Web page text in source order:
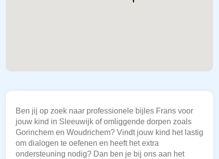
Ben jij op zoek naar professionele bijles Frans voor
jouw kind in Sleeuwijk of omliggende dorpen zoals
Gorinchem en Woudrichem? Vindt jouw kind het lastig
om dialogen te oefenen en heeft het extra
ondersteuning nodig? Dan ben je bij ons aan het